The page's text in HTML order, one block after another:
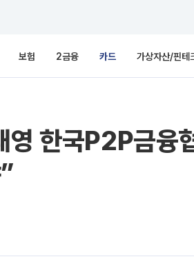
보험 2금융 카드 가상자산/핀테
한국P2P금융